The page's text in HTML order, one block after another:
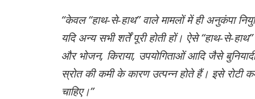
“केवल “हाथ-से-हाथ” वाले मामलों में ही अनुकंपा
यदि अन्य सभी शर्तें पूरी होती हों। ऐसे “हाथ-से-
और भोजन, किराया, उपयोगिताओं आदि जैसे
स्रोत की कमी के कारण उत्पन्न होते हैं। इसे रोटी
चाहिए।”